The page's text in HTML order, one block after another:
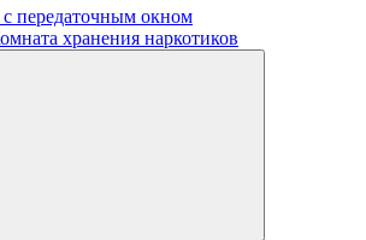
передаточным окном
хранения наркотиков